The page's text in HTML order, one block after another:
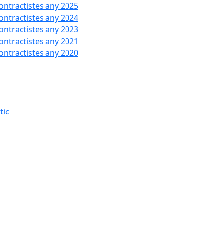
any 2025
any 2024
any 2023
any 2021
any 2020